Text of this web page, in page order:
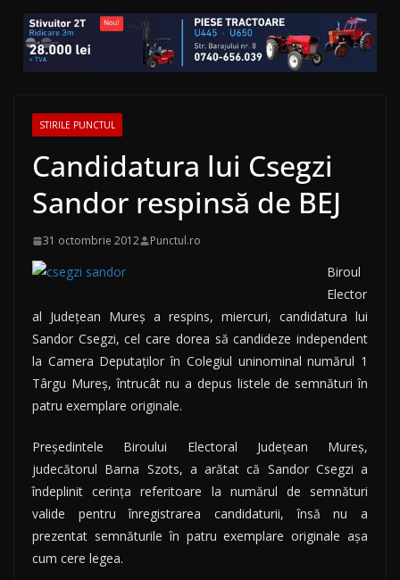
STIRILE PUNCTUL
Candidatura lui Csegzi
Sandor respinsă de BEJ
31 octombrie 2012 Punctul.ro
Biroul
Elector
al Judeţean Mureş a respins, miercuri, candidatura lui
Sandor Csegzi, cel care dorea să candideze independent
la Camera Deputaţilor în Colegiul uninominal numărul 1
Târgu Mureş, întrucât nu a depus listele de semnături în
patru exemplare originale.
Preşedintele Biroului Electoral Judeţean Mureş,
judecătorul Barna Szots, a arătat că Sandor Csegzi a
îndeplinit cerinţa referitoare la numărul de semnături
valide pentru înregistrarea candidaturii, însă nu a
prezentat semnăturile în patru exemplare originale aşa
cum cere legea.